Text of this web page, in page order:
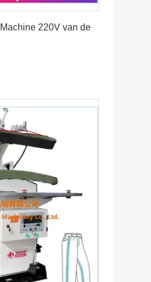
220V van de